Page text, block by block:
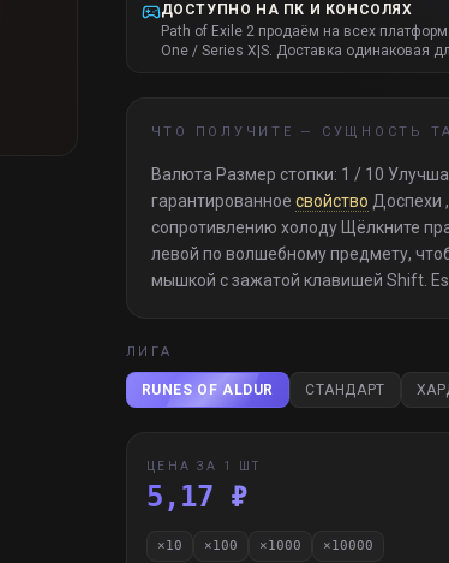
ДОСТУПНО НА ПК И КОНСОЛЯХ
Path of Exile 2 продаём на всех
One / Series X|S. Доставка одинаковая
ЧТО ПОЛУЧИТЕ — СУЩНОСТЬ
Валюта Размер стопки: 1 / 10
гарантированное свойство Доспехи
сопротивлению холоду Щёлкните
левой по волшебному предмету,
мышкой с зажатой клавишей Shift.
ЛИГА
RUNES OF ALDUR СТАНДАРТ
ЦЕНА ЗА 1 ШТ
5,17 ₽
×10 ×100 ×1000 ×10000